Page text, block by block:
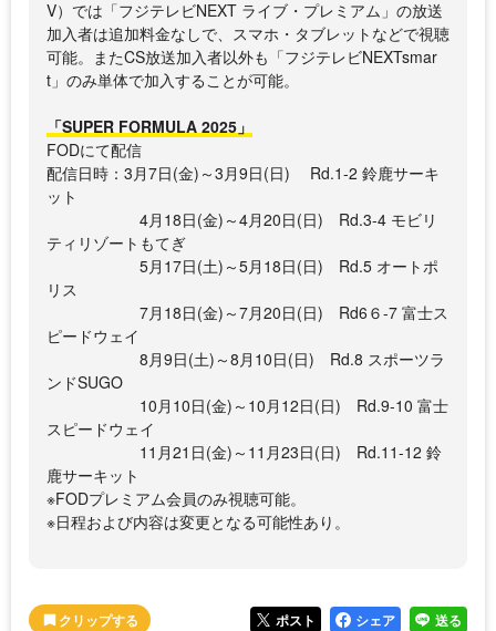
V）では「フジテレビNEXT ライブ・プレミアム」の放送
加入者は追加料金なしで、スマホ・タブレットなどで視聴
可能。またCS放送加入者以外も「フジテレビNEXTsmar
t」のみ単体で加入することが可能。
「SUPER FORMULA 2025」
FODにて配信
配信日時：3月7日(金)～3月9日(日) Rd.1-2 鈴鹿サーキ
ット
4月18日(金)～4月20日(日) Rd.3-4 モビリ
ティリゾートもてぎ
5月17日(土)～5月18日(日) Rd.5 オートポ
リス
7月18日(金)～7月20日(日) Rd6６-7 富士ス
ピードウェイ
8月9日(土)～8月10日(日) Rd.8 スポーツラ
ンドSUGO
10月10日(金)～10月12日(日) Rd.9-10 富士
スピードウェイ
11月21日(金)～11月23日(日) Rd.11-12 鈴
鹿サーキット
※FODプレミアム会員のみ視聴可能。
※日程および内容は変更となる可能性あり。
ポスト シェア 送る